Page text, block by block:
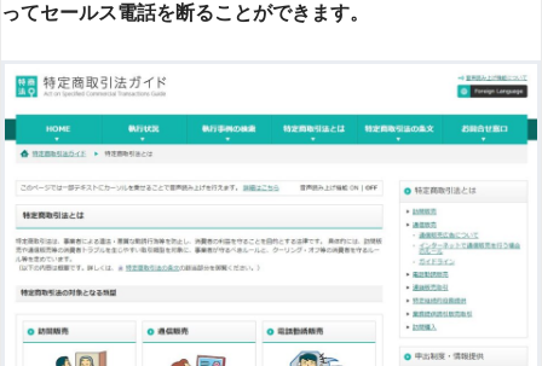
ってセールス電話を断ることができます。